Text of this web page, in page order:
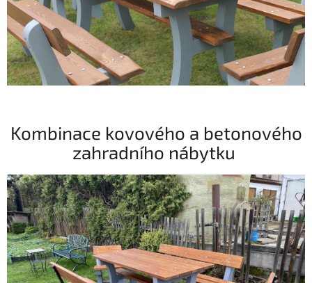
Kombinace kovového a betonového
zahradního nábytku